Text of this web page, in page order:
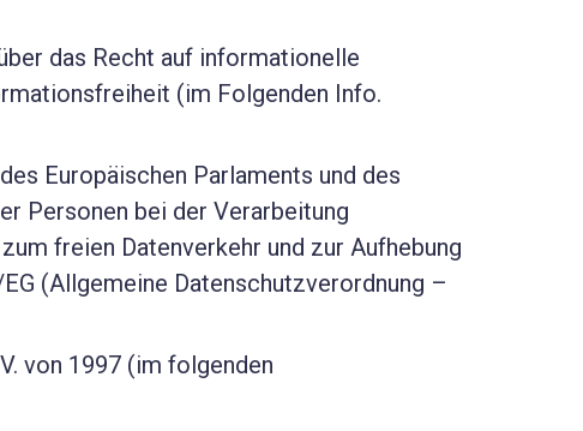
das Recht auf informationelle
(im Folgenden Info.
Europäischen Parlaments und des
Personen bei der Verarbeitung
freien Datenverkehr und zur Aufhebung
(Allgemeine Datenschutzverordnung –
von 1997 (im folgenden